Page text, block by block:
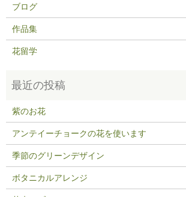
ブログ
作品集
花留学
紫のお花
アンテイーチョークの花を使います
季節のグリーンデザイン
ボタニカルアレンジ